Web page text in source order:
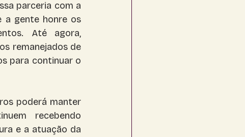
parceria com a
a gente honre os
Até agora,
remanejados de
para continuar o
poderá manter
recebendo
e a atuação da